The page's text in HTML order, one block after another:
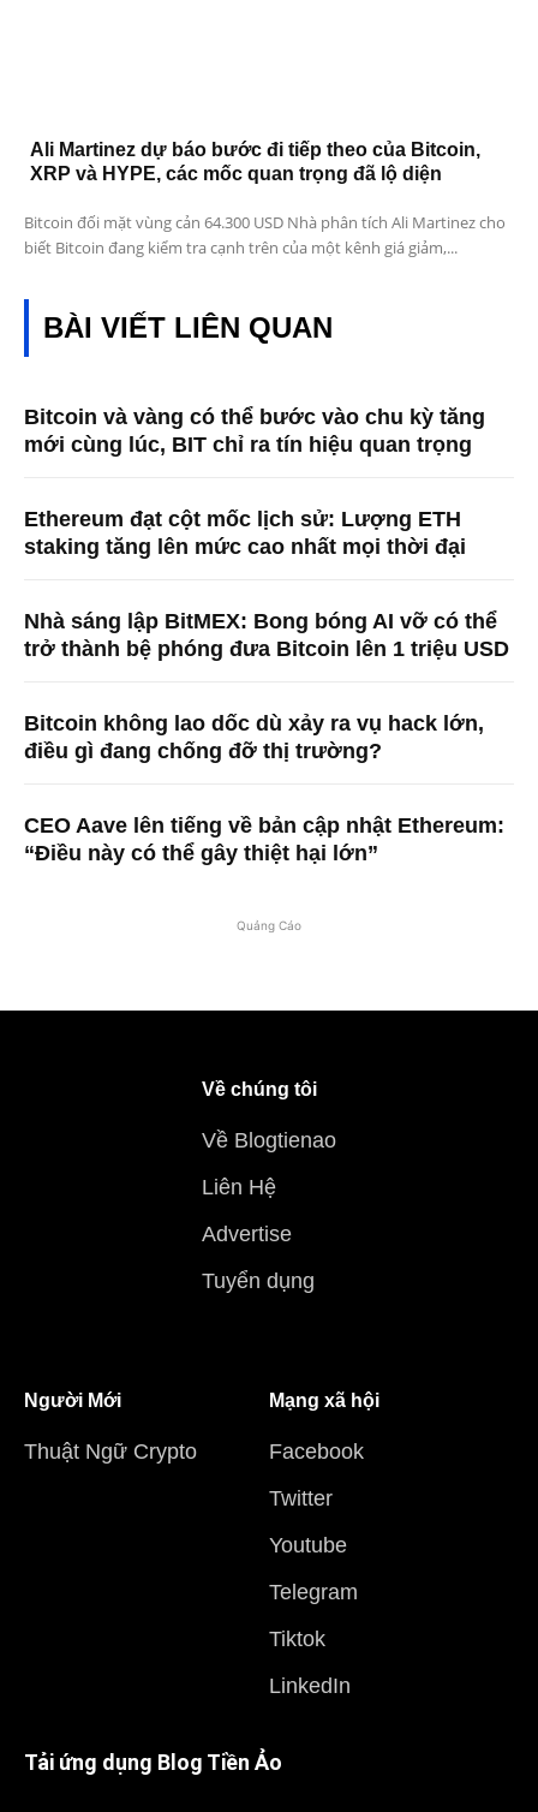
Ali Martinez dự báo bước đi tiếp theo của Bitcoin,
XRP và HYPE, các mốc quan trọng đã lộ diện
Bitcoin đối mặt vùng cản 64.300 USD Nhà phân tích Ali Martinez cho
biết Bitcoin đang kiểm tra cạnh trên của một kênh giá giảm,...
BÀI VIẾT LIÊN QUAN
Bitcoin và vàng có thể bước vào chu kỳ tăng
mới cùng lúc, BIT chỉ ra tín hiệu quan trọng
Ethereum đạt cột mốc lịch sử: Lượng ETH
staking tăng lên mức cao nhất mọi thời đại
Nhà sáng lập BitMEX: Bong bóng AI vỡ có thể
trở thành bệ phóng đưa Bitcoin lên 1 triệu USD
Bitcoin không lao dốc dù xảy ra vụ hack lớn,
điều gì đang chống đỡ thị trường?
CEO Aave lên tiếng về bản cập nhật Ethereum:
“Điều này có thể gây thiệt hại lớn”
Quảng Cáo
Về chúng tôi
Về Blogtienao
Liên Hệ
Advertise
Tuyển dụng
Người Mới
Thuật Ngữ Crypto
Mạng xã hội
Facebook
Twitter
Youtube
Telegram
Tiktok
LinkedIn
Tải ứng dụng Blog Tiền Ảo